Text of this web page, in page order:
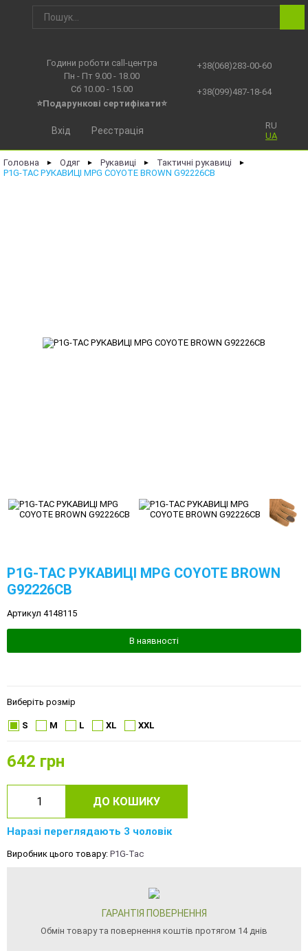
Години роботи call-центра
Пн - Пт 9.00 - 18.00
Сб 10.00 - 15.00
⭐Подарункові сертифікати⭐
+38(068)283-00-60
+38(099)487-18-64
RU
UA
Вхід Реєстрація
Головна ► Одяг ► Рукавиці ► Тактичні рукавиці ►
P1G-TAC РУКАВИЦІ MPG COYOTE BROWN G92226CB
P1G-TAC РУКАВИЦІ MPG COYOTE BROWN
G92226CB
Артикул 4148115
В наявності
Виберіть розмір
S M L XL XXL
642 грн
ДО КОШИКУ
Наразі переглядають 3 чоловік
Виробник цього товару: P1G-Tac
ГАРАНТІЯ ПОВЕРНЕННЯ
Обмін товару та повернення коштів протягом 14 днів